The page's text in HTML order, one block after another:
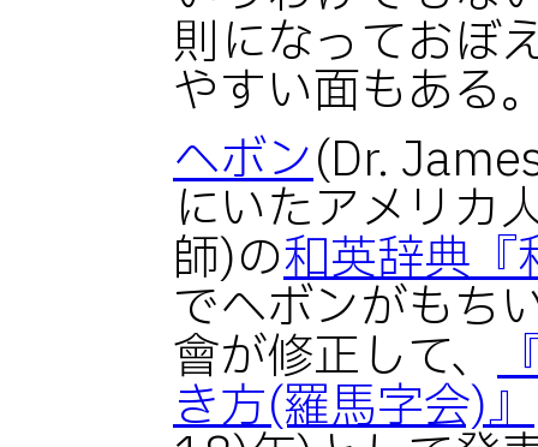
則になっておぼ
やすい面もある
ヘボン(Dr.
にいたアメリカ
師)の和英辞典『
でヘボンがもち
會が修正して、
き方(羅馬字会)』